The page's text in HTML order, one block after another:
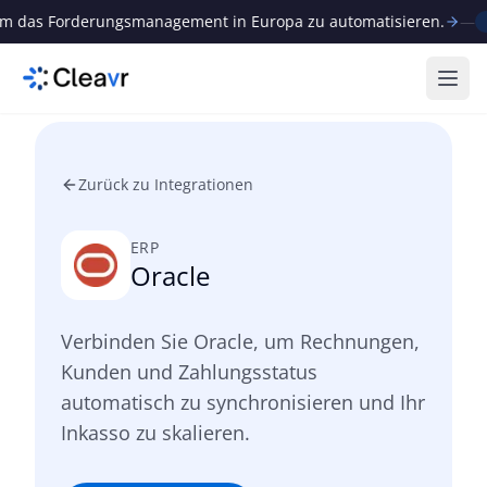
Forderungsmanagement in Europa zu automatisieren. — Neu
Zurück zu Integrationen
ERP
Oracle
Verbinden Sie Oracle, um Rechnungen,
Kunden und Zahlungsstatus
automatisch zu synchronisieren und Ihr
Inkasso zu skalieren.